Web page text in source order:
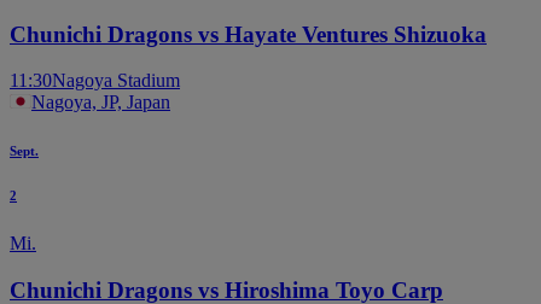
Chunichi Dragons vs Hayate Ventures Shizuoka
11:30Nagoya Stadium
Nagoya, JP, Japan
Sept.
2
Mi.
Chunichi Dragons vs Hiroshima Toyo Carp